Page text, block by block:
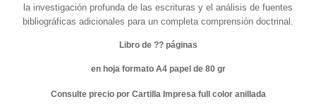
la investigación profunda de las escrituras y el análisis de fuentes
bibliográficas adicionales para un completa comprensión doctrinal.
Libro de ?? páginas
en hoja formato A4 papel de 80 gr
Consulte precio por Cartilla Impresa full color anillada